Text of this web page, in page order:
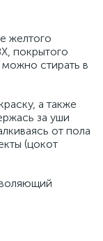
желтого
покрытого
стирать в
а также
за уши
от пола
(цокот